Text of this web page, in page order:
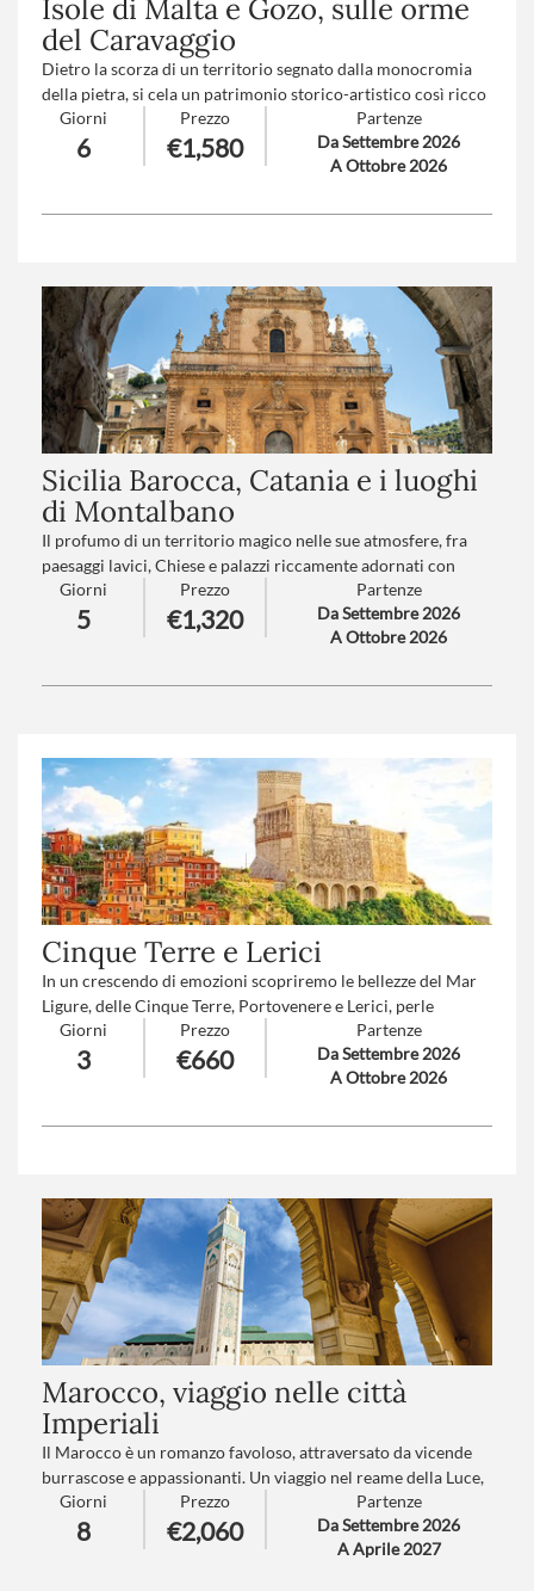
Isole di Malta e Gozo, sulle orme
del Caravaggio
Dietro la scorza di un territorio segnato dalla monocromia
della pietra, si cela un patrimonio storico-artistico così ricco
da debordare i ristretti confini isolani, fatto di scogliere a
picco sul mare limpido, storia millenaria e due capolavori di
Caravaggio in un’atmosfera tipicamente mediterranea.
Giorni
6
Prezzo
€1,580
Partenze
Da Settembre 2026
A Ottobre 2026
Sicilia Barocca, Catania e i luoghi
di Montalbano
Il profumo di un territorio magico nelle sue atmosfere, fra
paesaggi lavici, Chiese e palazzi riccamente adornati con
“maschere grottesche” e foglie di acanto.
Capitali dell'ellenismo e del barocco, preziose ceramiche e
scenari mitologici, profumo di mare e gelsomino, sintesi tra
Giorni
5
Prezzo
€1,320
Partenze
Da Settembre 2026
A Ottobre 2026
Cinque Terre e Lerici
In un crescendo di emozioni scopriremo le bellezze del Mar
Ligure, delle Cinque Terre, Portovenere e Lerici, perle
specchiate sulle acque limpide del golfo dei Poeti e protette
dall’UNESCO.
Giorni
3
Prezzo
€660
Partenze
Da Settembre 2026
A Ottobre 2026
Marocco, viaggio nelle città
Imperiali
Il Marocco è un romanzo favoloso, attraversato da vicende
burrascose e appassionanti. Un viaggio nel reame della Luce,
il cui mistero è intriso nelle vecchie pietre di città antiche, tra
le dune del deserto e nello sguardo intenso della sua gente.
Marocco dolce sogno accogliente, affascinante e magnetico..
Giorni
8
Prezzo
€2,060
Partenze
Da Settembre 2026
A Aprile 2027